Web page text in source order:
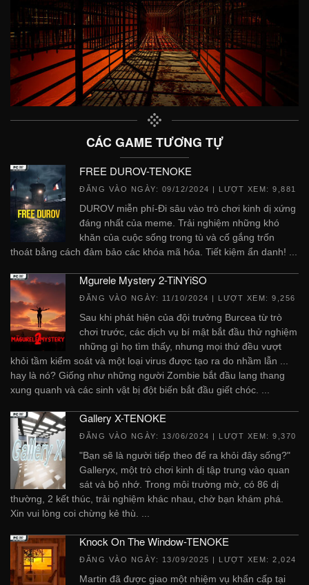
CÁC GAME TƯƠNG TỰ
FREE DUROV-TENOKE
ĐĂNG VÀO NGÀY: 09/12/2024 | LƯỢT XEM: 9,881
DUROV miễn phí-Đi sâu vào trò chơi kinh dị xứng
đáng nhất của meme. Trải nghiệm những khó
khăn của cuộc sống trong tù và cố gắng trốn
thoát bằng cách đảm bảo các khóa mã hóa. Tiết kiệm ẩn danh! ...
Mgurele Mystery 2-TiNYiSO
ĐĂNG VÀO NGÀY: 11/10/2024 | LƯỢT XEM: 9,256
Sau khi phát hiện của đội trưởng Burcea từ trò
chơi trước, các dịch vụ bí mật bắt đầu thử nghiệm
những gì họ tìm thấy, nhưng mọi thứ đều vượt
khỏi tầm kiểm soát và một loại virus được tạo ra do nhầm lẫn ...
hay là nó? Giống như những người Zombie bắt đầu lang thang
xung quanh và các sinh vật bị đột biến bắt đầu giết chóc. ...
Gallery X-TENOKE
ĐĂNG VÀO NGÀY: 13/06/2024 | LƯỢT XEM: 9,370
"Bạn sẽ là người tiếp theo để ra khỏi đây sống?"
Galleryx, một trò chơi kinh dị tập trung vào quan
sát và bộ nhớ. Trong môi trường mờ, có 86 dị
thường, 2 kết thúc, trải nghiệm khác nhau, chờ bạn khám phá.
Xin vui lòng coi chừng kẻ thù. ...
Knock On The Window-TENOKE
ĐĂNG VÀO NGÀY: 13/09/2025 | LƯỢT XEM: 2,024
Martin đã được giao một nhiệm vụ khẩn cấp tại